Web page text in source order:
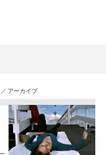
／ アーカイブ